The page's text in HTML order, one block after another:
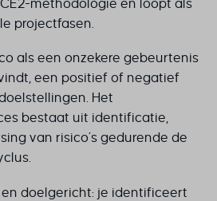
methodologie en loopt als
projectfasen.
als een onzekere gebeurtenis
een positief of negatief
Het
bestaat uit identificatie,
van risico’s gedurende de
doelgericht: je identificeert